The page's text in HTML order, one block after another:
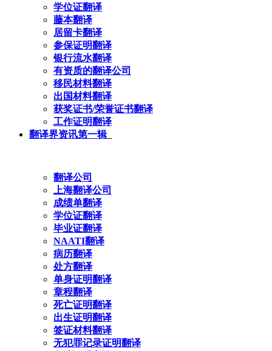
学位证翻译
藤本翻译
居留卡翻译
参保证明翻译
银行流水翻译
有资质的翻译公司
移民材料翻译
出国材料翻译
获奖证书/荣誉证书翻译
工作证明翻译
翻译界资讯第一辑
翻译公司
上海翻译公司
成绩单翻译
学位证翻译
毕业证翻译
NAATI翻译
病历翻译
处方翻译
单身证明翻译
章程翻译
死亡证明翻译
出生证明翻译
签证材料翻译
无犯罪记录证明翻译